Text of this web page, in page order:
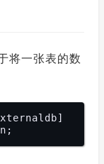
将一张表的数